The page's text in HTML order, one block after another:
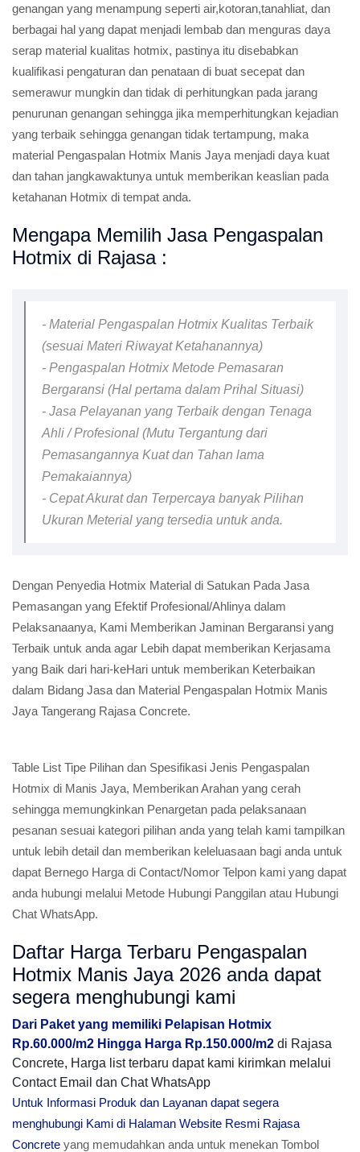
genangan yang menampung seperti air,kotoran,tanahliat, dan
berbagai hal yang dapat menjadi lembab dan menguras daya
serap material kualitas hotmix, pastinya itu disebabkan
kualifikasi pengaturan dan penataan di buat secepat dan
semerawur mungkin dan tidak di perhitungkan pada jarang
penurunan genangan sehingga jika memperhitungkan kejadian
yang terbaik sehingga genangan tidak tertampung, maka
material Pengaspalan Hotmix Manis Jaya menjadi daya kuat
dan tahan jangkawaktunya untuk memberikan keaslian pada
ketahanan Hotmix di tempat anda.
Mengapa Memilih Jasa Pengaspalan
Hotmix di Rajasa :
- Material Pengaspalan Hotmix Kualitas Terbaik
(sesuai Materi Riwayat Ketahanannya)
- Pengaspalan Hotmix Metode Pemasaran
Bergaransi (Hal pertama dalam Prihal Situasi)
- Jasa Pelayanan yang Terbaik dengan Tenaga
Ahli / Profesional (Mutu Tergantung dari
Pemasangannya Kuat dan Tahan lama
Pemakaiannya)
- Cepat Akurat dan Terpercaya banyak Pilihan
Ukuran Meterial yang tersedia untuk anda.
Dengan Penyedia Hotmix Material di Satukan Pada Jasa
Pemasangan yang Efektif Profesional/Ahlinya dalam
Pelaksanaanya, Kami Memberikan Jaminan Bergaransi yang
Terbaik untuk anda agar Lebih dapat memberikan Kerjasama
yang Baik dari hari-keHari untuk memberikan Keterbaikan
dalam Bidang Jasa dan Material Pengaspalan Hotmix Manis
Jaya Tangerang Rajasa Concrete.
Table List Tipe Pilihan dan Spesifikasi Jenis Pengaspalan
Hotmix di Manis Jaya, Memberikan Arahan yang cerah
sehingga memungkinkan Penargetan pada pelaksanaan
pesanan sesuai kategori pilihan anda yang telah kami tampilkan
untuk lebih detail dan memberikan keleluasaan bagi anda untuk
dapat Bernego Harga di Contact/Nomor Telpon kami yang dapat
anda hubungi melalui Metode Hubungi Panggilan atau Hubungi
Chat WhatsApp.
Daftar Harga Terbaru Pengaspalan
Hotmix Manis Jaya 2026 anda dapat
segera menghubungi kami
Dari Paket yang memiliki Pelapisan Hotmix
Rp.60.000/m2 Hingga Harga Rp.150.000/m2 di Rajasa
Concrete, Harga list terbaru dapat kami kirimkan melalui
Contact Email dan Chat WhatsApp
Untuk Informasi Produk dan Layanan dapat segera
menghubungi Kami di Halaman Website Resmi Rajasa
Concrete yang memudahkan anda untuk menekan Tombol